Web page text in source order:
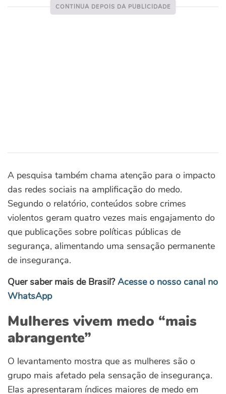
A pesquisa também chama atenção para o impacto
das redes sociais na amplificação do medo.
Segundo o relatório, conteúdos sobre crimes
violentos geram quatro vezes mais engajamento do
que publicações sobre políticas públicas de
segurança, alimentando uma sensação permanente
de insegurança.
Quer saber mais de Brasil?Acesse o nosso canal no
WhatsApp
Mulheres vivem medo “mais
abrangente”
O levantamento mostra que as mulheres são o
grupo mais afetado pela sensação de insegurança.
Elas apresentaram índices maiores de medo em